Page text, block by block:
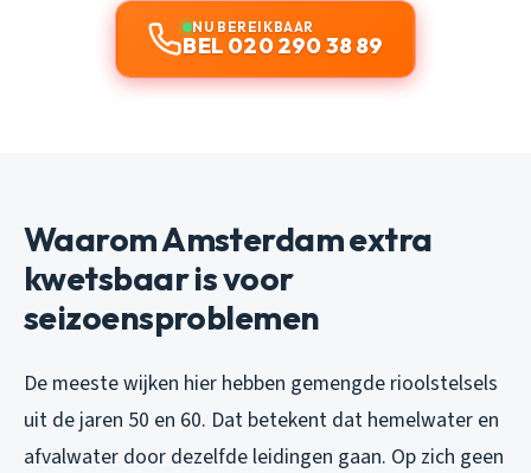
NU BEREIKBAAR
BEL 020 290 38 89
Waarom Amsterdam extra
kwetsbaar is voor
seizoensproblemen
De meeste wijken hier hebben gemengde rioolstelsels
uit de jaren 50 en 60. Dat betekent dat hemelwater en
afvalwater door dezelfde leidingen gaan. Op zich geen